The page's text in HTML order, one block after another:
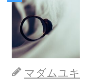
マダムユキ